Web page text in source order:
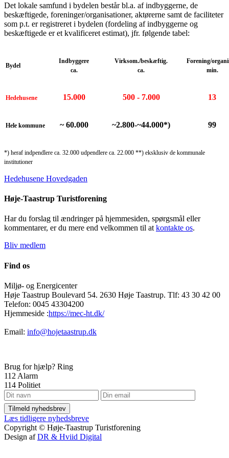
Det lokale samfund i bydelen består bl.a. af indbyggerne, de
beskæftigede, foreninger/organisationer, aktørerne samt de faciliteter
som p.t. er registreret i bydelen (fordeling af indbyggerne og
beskæftigede er et kvalificeret estimat), jfr. følgende tabel:
Bydel
Indbyggere
ca.
Virksom./beskæftig.
ca.
Forening/
min.
Hedehusene 15.000 500 - 7.000 13
Hele kommune ~ 60.000 ~2.800-~44.000*) 99
*) heraf indpendlere ca. 32.000 udpendlere ca. 22.000 **) eksklusiv de kommunale
institutioner
Hedehusene Hovedgaden
Høje-Taastrup Turistforening
Har du forslag til ændringer på hjemmesiden, spørgsmål eller
kommentarer, er du mere end velkommen til atkontakte os.
Bliv medlem
Find os
Miljø- og Energicenter
Høje Taastrup Boulevard 54. 2630 Høje Taastrup. Tlf: 43 30 42 00
Telefon: 0045 43304200
Hjemmeside :https://mec-ht.dk/
Email: info@hojetaastrup.dk
Brug for hjælp? Ring
112 Alarm
114 Politiet
Tilmeld nyhedsbrev
Læs tidligere nyhedsbreve
Copyright © Høje-Taastrup Turistforening
Design afDR & Hviid Digital